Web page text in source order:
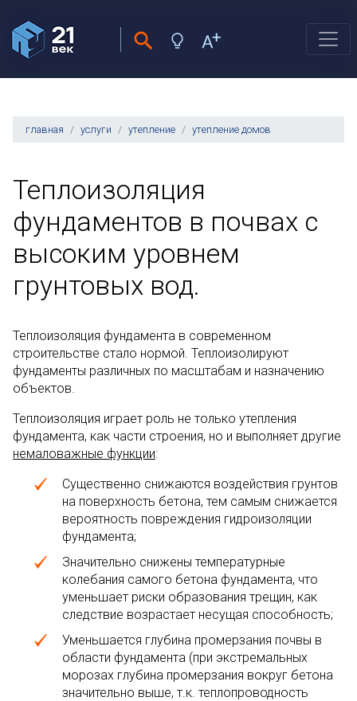
главная услуги утепление утепление домов
Теплоизоляция
фундаментов в почвах с
высоким уровнем
грунтовых вод.
Теплоизоляция фундамента в современном
строительстве стало нормой. Теплоизолируют
фундаменты различных по масштабам и назначению
объектов.
Теплоизоляция играет роль не только утепления
фундамента, как части строения, но и выполняет другие
немаловажные функции:
Существенно снижаются воздействия грунтов
на поверхность бетона, тем самым снижается
вероятность повреждения гидроизоляции
фундамента;
Значительно снижены температурные
колебания самого бетона фундамента, что
уменьшает риски образования трещин, как
следствие возрастает несущая способность;
Уменьшается глубина промерзания почвы в
области фундамента (при экстремальных
морозах глубина промерзания вокруг бетона
значительно выше, т.к. теплопроводность